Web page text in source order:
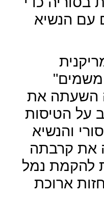
עם הנשיא
השעתה את
על הטיסות
והנשיא
את קרבתה
להקמת נמל
ארוכת